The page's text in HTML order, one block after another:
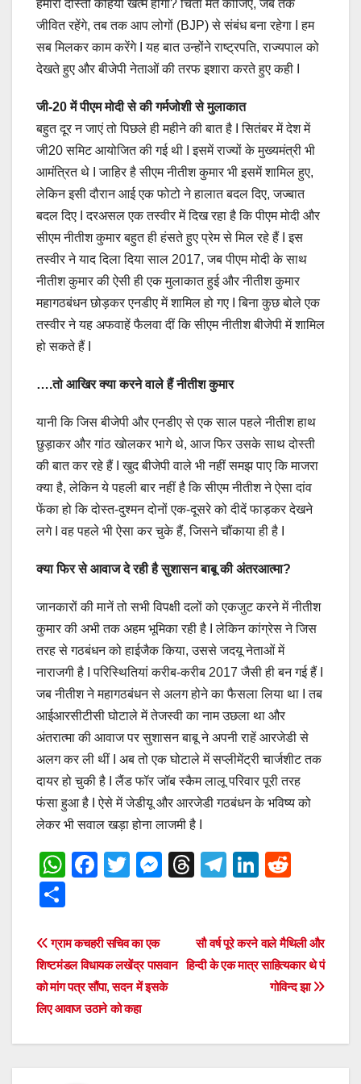
हमारा दोस्ती कहियो खत्म होगा? चिंता मत कीजिए, जब तक
जीवित रहेंगे, तब तक आप लोगों (BJP) से संबंध बना रहेगा I हम
सब मिलकर काम करेंगे I यह बात उन्होंने राष्ट्रपति, राज्यपाल को
देखते हुए और बीजेपी नेताओं की तरफ इशारा करते हुए कही I
जी-20 में पीएम मोदी से की गर्मजोशी से मुलाकात
बहुत दूर न जाएं तो पिछले ही महीने की बात है I सितंबर में देश में
जी20 समिट आयोजित की गई थी I इसमें राज्यों के मुख्यमंत्री भी
आमंत्रित थे I जाहिर है सीएम नीतीश कुमार भी इसमें शामिल हुए,
लेकिन इसी दौरान आई एक फोटो ने हालात बदल दिए, जज्बात
बदल दिए I दरअसल एक तस्वीर में दिख रहा है कि पीएम मोदी और
सीएम नीतीश कुमार बहुत ही हंसते हुए प्रेम से मिल रहे हैं I इस
तस्वीर ने याद दिला दिया साल 2017, जब पीएम मोदी के साथ
नीतीश कुमार की ऐसी ही एक मुलाकात हुई और नीतीश कुमार
महागठबंधन छोड़कर एनडीए में शामिल हो गए I बिना कुछ बोले एक
तस्वीर ने यह अफवाहें फैलवा दीं कि सीएम नीतीश बीजेपी में शामिल
हो सकते हैं I
….तो आखिर क्या करने वाले हैं नीतीश कुमार
यानी कि जिस बीजेपी और एनडीए से एक साल पहले नीतीश हाथ
छुड़ाकर और गांठ खोलकर भागे थे, आज फिर उसके साथ दोस्ती
की बात कर रहे हैं I खुद बीजेपी वाले भी नहीं समझ पाए कि माजरा
क्या है, लेकिन ये पहली बार नहीं है कि सीएम नीतीश ने ऐसा दांव
फेंका हो कि दोस्त-दुश्मन दोनों एक-दूसरे को दीदें फाड़कर देखने
लगे I वह पहले भी ऐसा कर चुके हैं, जिसने चौंकाया ही है I
क्या फिर से आवाज दे रही है सुशासन बाबू की अंतरआत्मा?
जानकारों की मानें तो सभी विपक्षी दलों को एकजुट करने में नीतीश
कुमार की अभी तक अहम भूमिका रही है I लेकिन कांग्रेस ने जिस
तरह से गठबंधन को हाईजैक किया, उससे जदयू नेताओं में
नाराजगी है I परिस्थितियां करीब-करीब 2017 जैसी ही बन गई हैं I
जब नीतीश ने महागठबंधन से अलग होने का फैसला लिया था I तब
आईआरसीटीसी घोटाले में तेजस्वी का नाम उछला था और
अंतरात्मा की आवाज पर सुशासन बाबू ने अपनी राहें आरजेडी से
अलग कर ली थीं I अब तो एक घोटाले में सप्लीमेंट्री चार्जशीट तक
दायर हो चुकी है I लैंड फॉर जॉब स्कैम लालू परिवार पूरी तरह
फंसा हुआ है I ऐसे में जेडीयू और आरजेडी गठबंधन के भविष्य को
लेकर भी सवाल खड़ा होना लाजमी है I
W
s
A
p
p
F
e
b
o
o
k
T
er
M
n
g
T
a
d
T
gr
a
Li
e
dI
n
di
t
ar
e
Post
navigation
सौ वर्ष पूरे करने वाले मैथिली और
हिन्दी के एक मात्र साहित्यकार थे पं
गोविन्द झा
ग्राम कचहरी सचिव का एक
शिष्टमंडल विधायक लखेंद्र पासवान
को मांग पत्र सौंपा, सदन में इसके
लिए आवाज उठाने को कहा